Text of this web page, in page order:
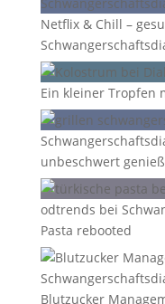
Netflix & Chill –
Ein kleiner Tropfen
unbeschwert
odtrends bei
Pasta rebooted
Blutzucker